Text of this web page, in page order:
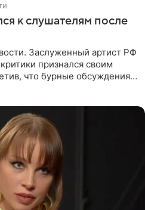
к слушателям после
Заслуженный артист РФ
признался своим
что бурные обсуждения